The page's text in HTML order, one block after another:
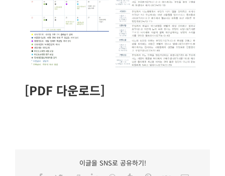
[PDF 다운로드]
이글을 SNS로 공유하기!